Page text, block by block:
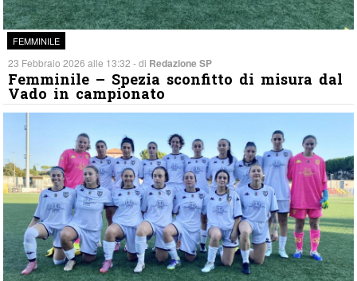
FEMMINILE
23 Febbraio 2026 alle 13:32 - di Redazione SP
Femminile – Spezia sconfitto di misura dal
Vado in campionato